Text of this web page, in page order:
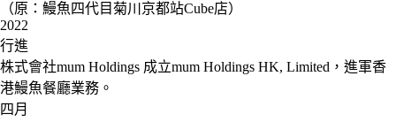
（原：鰻魚四代目菊川京都站Cube店）
2022
行進
株式會社mum Holdings 成立mum Holdings HK, Limited，進軍香
港鰻魚餐廳業務。
四月